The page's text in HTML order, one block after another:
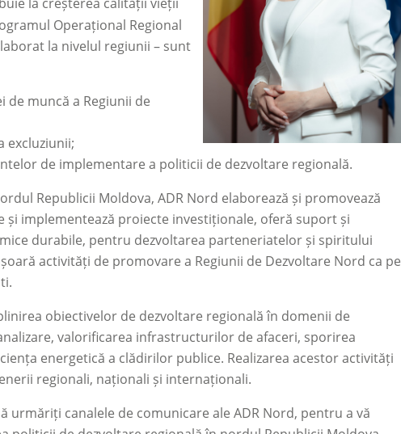
Operațional Regional
la nivelul regiunii – sunt
muncă a Regiunii de
excluziunii;
de implementare a politicii de dezvoltare regională.
Republicii Moldova, ADR Nord elaborează și promovează
implementează proiecte investiționale, oferă suport și
durabile, pentru dezvoltarea parteneriatelor și spiritului
activități de promovare a Regiunii de Dezvoltare Nord ca pe
obiectivelor de dezvoltare regională în domenii de
valorificarea infrastructurilor de afaceri, sporirea
energetică a clădirilor publice. Realizarea acestor activități
regionali, naționali și internaționali.
canalele de comunicare ale ADR Nord, pentru a vă